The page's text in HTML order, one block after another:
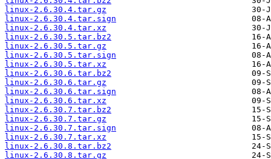
linux-2.6.30.4.tar.gz
linux-2.6.30.4.tar.sign
linux-2.6.30.4.tar.xz
linux-2.6.30.5.tar.bz2
linux-2.6.30.5.tar.gz
linux-2.6.30.5.tar.sign
linux-2.6.30.5.tar.xz
linux-2.6.30.6.tar.bz2
linux-2.6.30.6.tar.gz
linux-2.6.30.6.tar.sign
linux-2.6.30.6.tar.xz
linux-2.6.30.7.tar.bz2
linux-2.6.30.7.tar.gz
linux-2.6.30.7.tar.sign
linux-2.6.30.7.tar.xz
linux-2.6.30.8.tar.bz2
linux-2.6.30.8.tar.gz